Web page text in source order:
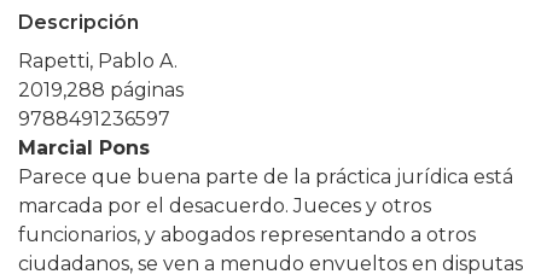
Descripción
Rapetti, Pablo A.
2019,288 páginas
9788491236597
Marcial Pons
Parece que buena parte de la práctica jurídica está
marcada por el desacuerdo. Jueces y otros
funcionarios, y abogados representando a otros
ciudadanos, se ven a menudo envueltos en disputas